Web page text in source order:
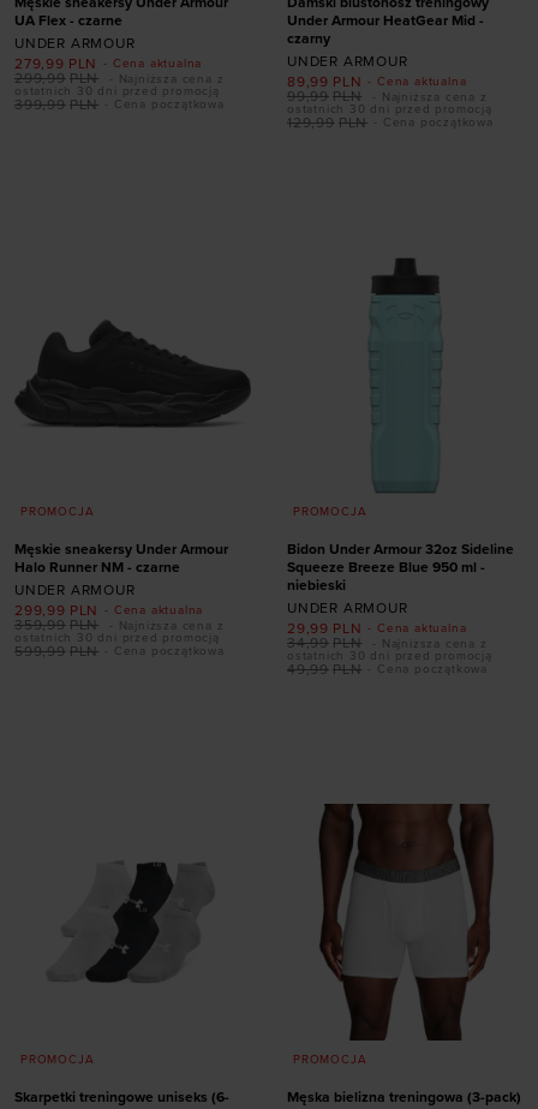
Dodaj produkt w
UA Flex - czarne
UNDER ARMOUR
- Cena aktualna
279,99 PLN
- Cena początkowa
399,99 PLN
299,99 PLN
- Najniższa cena z
ostatnich 30 dni przed promocją
Under Armour HeatGear Mid -
czarny
UNDER ARMOUR
- Cena aktualna
89,99 PLN
- Cena początkowa
129,99 PLN
99,99 PLN
- Najniższa cena z
ostatnich 30 dni przed promocją
PROMOCJA
Męskie sneakersy Under Armour
Halo Runner NM - czarne
UNDER ARMOUR
- Cena aktualna
299,99 PLN
- Cena początkowa
599,99 PLN
359,99 PLN
- Najniższa cena z
ostatnich 30 dni przed promocją
PROMOCJA
Bidon Under Armour 32oz Sideline
Squeeze Breeze Blue 950 ml -
niebieski
UNDER ARMOUR
- Cena aktualna
29,99 PLN
- Cena początkowa
49,99 PLN
34,99 PLN
- Najniższa cena z
ostatnich 30 dni przed promocją
PROMOCJA
Skarpetki treningowe uniseks (6-
PROMOCJA
Męska bielizna treningowa (3-pack)